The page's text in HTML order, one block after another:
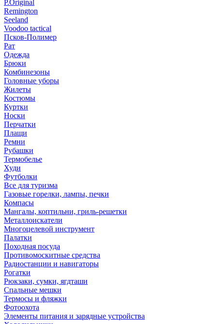
P.Original
Remington
Seeland
Voodoo tactical
Псков-Полимер
Рат
Одежда
Брюки
Комбинезоны
Головные уборы
Жилеты
Костюмы
Куртки
Носки
Перчатки
Плащи
Ремни
Рубашки
Термобелье
Худи
Футболки
Все для туризма
Газовые горелки, лампы, печки
Компасы
Мангалы, коптильни, гриль-решетки
Металлоискатели
Многоцелевой инструмент
Палатки
Походная посуда
Противомоскитные средства
Радиостанции и навигаторы
Рогатки
Рюкзаки, сумки, ягдташи
Спальные мешки
Термосы и фляжки
Фотоохота
Элементы питания и зарядные устройства